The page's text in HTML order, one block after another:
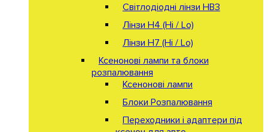
Світлодіодні лінзи HB3
Лінзи Н4 (Hi / Lo)
Лінзи Н7 (Hi / Lo)
Ксенонові лампи та блоки
розпалювання
Ксенонові лампи
Блоки Розпалювання
Переходники і адаптери під